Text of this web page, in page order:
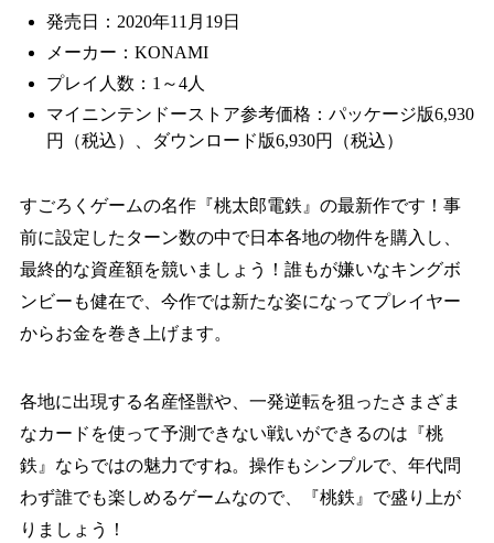
発売日：2020年11月19日
メーカー：KONAMI
プレイ人数：1～4人
マイニンテンドーストア参考価格：パッケージ版6,930
円（税込）、ダウンロード版6,930円（税込）
すごろくゲームの名作『桃太郎電鉄』の最新作です！事
前に設定したターン数の中で日本各地の物件を購入し、
最終的な資産額を競いましょう！誰もが嫌いなキングボ
ンビーも健在で、今作では新たな姿になってプレイヤー
からお金を巻き上げます。
各地に出現する名産怪獣や、一発逆転を狙ったさまざま
なカードを使って予測できない戦いができるのは『桃
鉄』ならではの魅力ですね。操作もシンプルで、年代問
わず誰でも楽しめるゲームなので、『桃鉄』で盛り上が
りましょう！